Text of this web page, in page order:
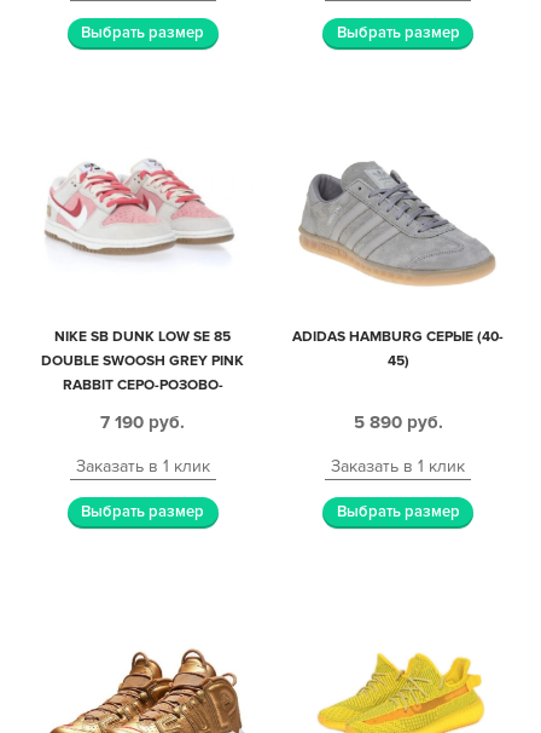
Выбрать размер Выбрать размер
NIKE SB DUNK LOW SE 85
DOUBLE SWOOSH GREY PINK
RABBIT СЕРО-РОЗОВО-
(35-40)
7 190 руб.
Заказать в 1 клик
Выбрать размер
ADIDAS HAMBURG СЕРЫЕ (40-
45)
5 890 руб.
Заказать в 1 клик
Выбрать размер